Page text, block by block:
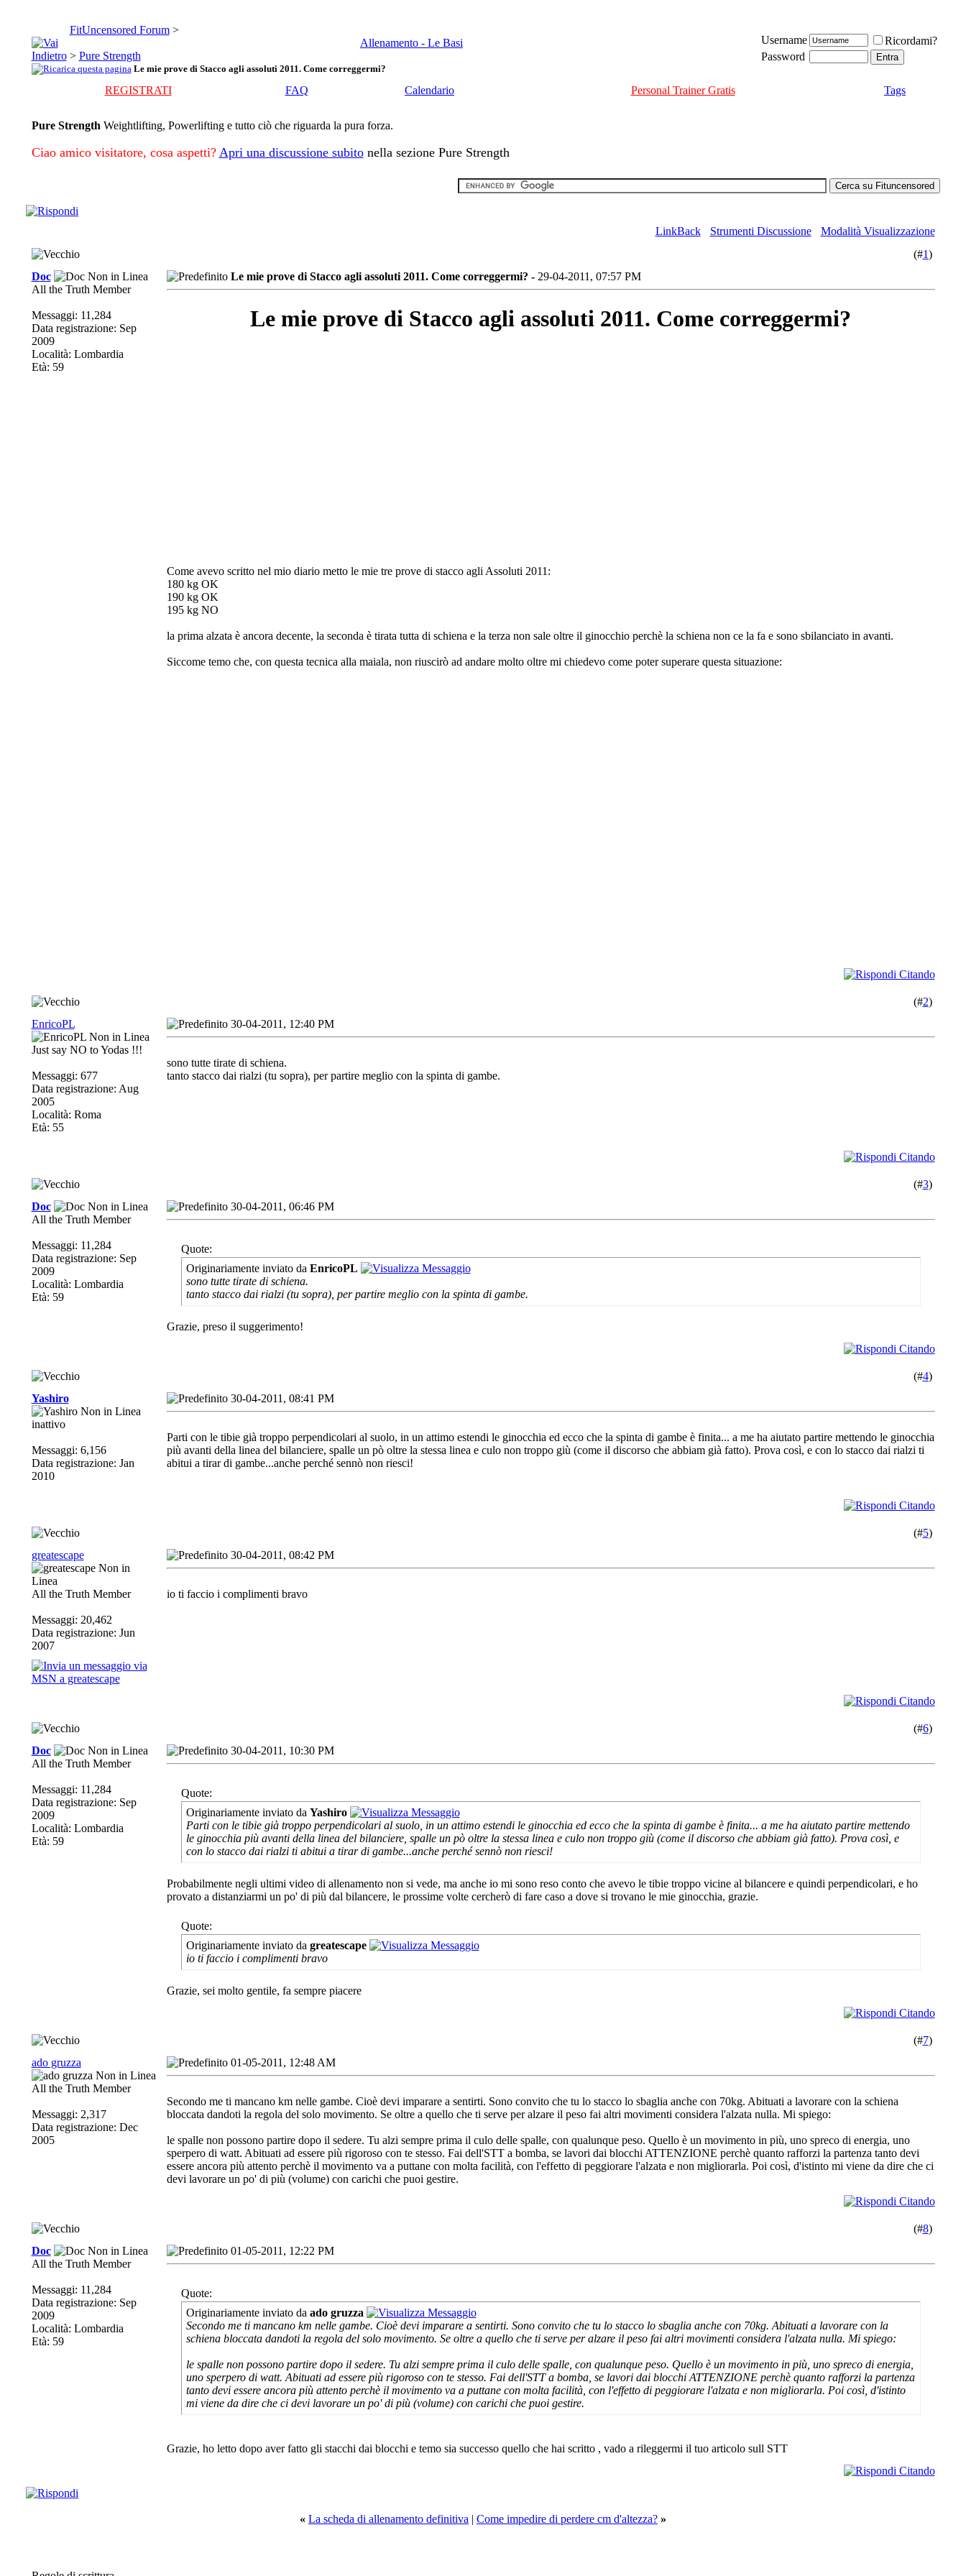
FitUncensored Forum >
Allenamento - Le Basi
> Pure Strength
Le mie prove di Stacco agli assoluti 2011. Come correggermi?
Username
Ricordami?
Password
REGISTRATI FAQ Calendario Personal Trainer Gratis Tags
Pure Strength Weightlifting, Powerlifting e tutto ciò che riguarda la pura forza.
Ciao amico visitatore, cosa aspetti? Apri una discussione subitonella sezione Pure Strength
LinkBack Strumenti Discussione
Modalità Visualizzazione
(#1)
Doc
All the Truth Member
Messaggi: 11,284
Data registrazione: Sep
2009
Località: Lombardia
Età: 59
Le mie prove di Stacco agli assoluti 2011. Come correggermi? - 29-04-2011, 07:57 PM
Le mie prove di Stacco agli assoluti 2011. Come correggermi?
Come avevo scritto nel mio diario metto le mie tre prove di stacco agli Assoluti 2011:
180 kg OK
190 kg OK
195 kg NO
la prima alzata è ancora decente, la seconda è tirata tutta di schiena e la terza non sale oltre il ginocchio perchè la schiena non ce la fa e sono sbilanciato in avanti.
Siccome temo che, con questa tecnica alla maiala, non riuscirò ad andare molto oltre mi chiedevo come poter superare questa situazione:
(#2)
EnricoPL
Just say NO to Yodas !!!
Messaggi: 677
Data registrazione: Aug
2005
Località: Roma
Età: 55
30-04-2011, 12:40 PM
sono tutte tirate di schiena.
tanto stacco dai rialzi (tu sopra), per partire meglio con la spinta di gambe.
(#3)
Doc
All the Truth Member
Messaggi: 11,284
Data registrazione: Sep
2009
Località: Lombardia
Età: 59
30-04-2011, 06:46 PM
Quote:
Originariamente inviato da EnricoPL
sono tutte tirate di schiena.
tanto stacco dai rialzi (tu sopra), per partire meglio con la spinta di gambe.
Grazie, preso il suggerimento!
(#4)
Yashiro
inattivo
Messaggi: 6,156
Data registrazione: Jan
2010
30-04-2011, 08:41 PM
Parti con le tibie già troppo perpendicolari al suolo, in un attimo estendi le ginocchia ed ecco che la spinta di gambe è finita... a me ha aiutato partire mettendo le ginocchia
più avanti della linea del bilanciere, spalle un pò oltre la stessa linea e culo non troppo giù (come il discorso che abbiam già fatto). Prova così, e con lo stacco dai rialzi ti
abitui a tirar di gambe...anche perché sennò non riesci!
(#5)
greatescape
All the Truth Member
Messaggi: 20,462
Data registrazione: Jun
2007
30-04-2011, 08:42 PM
io ti faccio i complimenti bravo
(#6)
Doc
All the Truth Member
Messaggi: 11,284
Data registrazione: Sep
2009
Località: Lombardia
Età: 59
30-04-2011, 10:30 PM
Quote:
Originariamente inviato da Yashiro
Parti con le tibie già troppo perpendicolari al suolo, in un attimo estendi le ginocchia ed ecco che la spinta di gambe è finita... a me ha aiutato partire mettendo
le ginocchia più avanti della linea del bilanciere, spalle un pò oltre la stessa linea e culo non troppo giù (come il discorso che abbiam già fatto). Prova così, e
con lo stacco dai rialzi ti abitui a tirar di gambe...anche perché sennò non riesci!
Probabilmente negli ultimi video di allenamento non si vede, ma anche io mi sono reso conto che avevo le tibie troppo vicine al bilancere e quindi perpendicolari, e ho
provato a distanziarmi un po' di più dal bilancere, le prossime volte cercherò di fare caso a dove si trovano le mie ginocchia, grazie.
Quote:
Originariamente inviato da greatescape
io ti faccio i complimenti bravo
Grazie, sei molto gentile, fa sempre piacere
(#7)
ado gruzza
All the Truth Member
Messaggi: 2,317
Data registrazione: Dec
2005
01-05-2011, 12:48 AM
Secondo me ti mancano km nelle gambe. Cioè devi imparare a sentirti. Sono convito che tu lo stacco lo sbaglia anche con 70kg. Abituati a lavorare con la schiena
bloccata dandoti la regola del solo movimento. Se oltre a quello che ti serve per alzare il peso fai altri movimenti considera l'alzata nulla. Mi spiego:
le spalle non possono partire dopo il sedere. Tu alzi sempre prima il culo delle spalle, con qualunque peso. Quello è un movimento in più, uno spreco di energia, uno
sperpero di watt. Abituati ad essere più rigoroso con te stesso. Fai dell'STT a bomba, se lavori dai blocchi ATTENZIONE perchè quanto rafforzi la partenza tanto devi
essere ancora più attento perchè il movimento va a puttane con molta facilità, con l'effetto di peggiorare l'alzata e non migliorarla. Poi così, d'istinto mi viene da dire che ci
devi lavorare un po' di più (volume) con carichi che puoi gestire.
(#8)
Doc
All the Truth Member
Messaggi: 11,284
Data registrazione: Sep
2009
Località: Lombardia
Età: 59
01-05-2011, 12:22 PM
Quote:
Originariamente inviato da ado gruzza
Secondo me ti mancano km nelle gambe. Cioè devi imparare a sentirti. Sono convito che tu lo stacco lo sbaglia anche con 70kg. Abituati a lavorare con la
schiena bloccata dandoti la regola del solo movimento. Se oltre a quello che ti serve per alzare il peso fai altri movimenti considera l'alzata nulla. Mi spiego:
le spalle non possono partire dopo il sedere. Tu alzi sempre prima il culo delle spalle, con qualunque peso. Quello è un movimento in più, uno spreco di energia,
uno sperpero di watt. Abituati ad essere più rigoroso con te stesso. Fai dell'STT a bomba, se lavori dai blocchi ATTENZIONE perchè quanto rafforzi la partenza
tanto devi essere ancora più attento perchè il movimento va a puttane con molta facilità, con l'effetto di peggiorare l'alzata e non migliorarla. Poi così, d'istinto
mi viene da dire che ci devi lavorare un po' di più (volume) con carichi che puoi gestire.
Grazie, ho letto dopo aver fatto gli stacchi dai blocchi e temo sia successo quello che hai scritto , vado a rileggermi il tuo articolo sull STT
« La scheda di allenamento definitiva | Come impedire di perdere cm d'altezza? »